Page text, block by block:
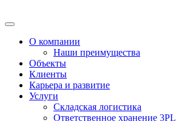
О компании
Наши преимущества
Объекты
Клиенты
Карьера и развитие
Услуги
Складская логистика
Ответственное хранение 3PL